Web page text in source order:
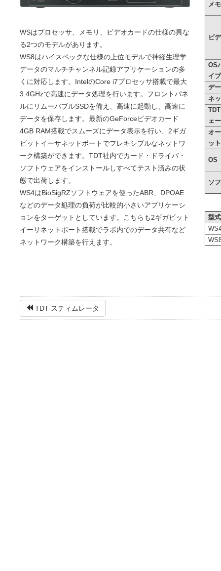
WSはプロセッサ、メモリ、ビデオカードの仕様の異な
る2つのモデルがあります。
WS8はハイスペックな仕様の上位モデルで神経生理学
データのマルチチャンネル記録アプリケーションの多
くに対応します。IntelのCore i7プロセッサ搭載で最大
3.4GHzで高速にデータ処理を行います。フロントパネ
ルにリムーバブルSSDを備え、高速に起動し、高速に
データを保存します。最新のGeForceビデオカード
4GB RAM搭載でスムーズにデータ表示を行い、2ギガ
ビットイーサネットポートでフレキシブルなネットワ
ーク構築ができます。TDT社内でカード・ドライバ・
ソフトウェアをインストールしすべてテスト済みの状
態で出荷します。
WS4はBioSigRZソフトウェアを使ったABR、DPOAE
などのデータ処理の負荷が比較的小さいアプリケーシ
ョンをターゲットとしています。こちらも2ギガビット
イーサネットポート搭載でラボ内でのデータ共有など
ネットワーク構築を行えます。
メ
ビ
OS
イブ
デ
ネ
ェ
オ
ット
OS
ソ
型式
TDT スティムレータ